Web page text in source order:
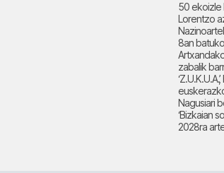
50 ekoizle
Lorentzo
8an
zabalik
Nagusiari
‘Bizkaian
2028ra